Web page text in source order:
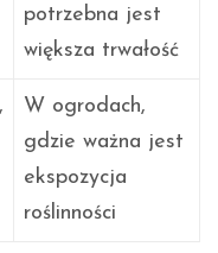
potrzebna jest
większa trwałość
W ogrodach,
gdzie ważna jest
ekspozycja
roślinności